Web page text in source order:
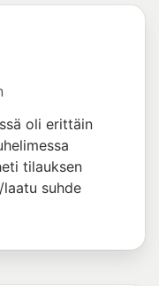
oli erittäin
tilauksen
suhde